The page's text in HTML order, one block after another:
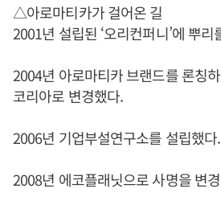
△아로마티카가 걸어온 길
2001년 설립된 ‘오리컨퍼니’에 뿌리
2004년 아로마티카 브랜드를 론칭
코리아로 변경했다.
2006년 기업부설연구소를 설립했다.
2008년 에코플래닛으로 사명을 변